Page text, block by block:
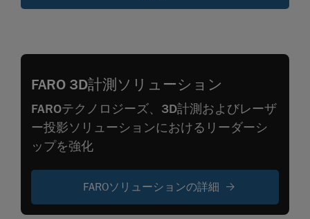
FARO 3D計測ソリューション
FAROテクノロジーズ、3D計測およびレーザ
ー投影ソリューションにおけるリーダーシ
ップを強化
FAROソリューションの詳細